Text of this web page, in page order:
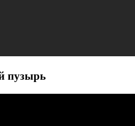
пузырь